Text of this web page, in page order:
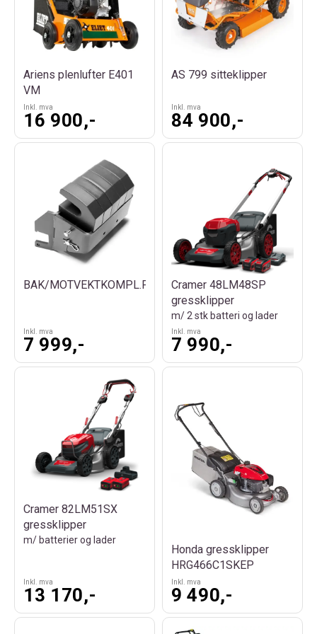
Ariens plenlufter E401
VM
Inkl. mva
16 900,-
AS 799 sitteklipper
Inkl. mva
84 900,-
BAK/MOTVEKTKOMPL.P520D/P520D
Inkl. mva
7 999,-
Cramer 48LM48SP
gressklipper
m/ 2 stk batteri og lader
Inkl. mva
7 990,-
Cramer 82LM51SX
gressklipper
m/ batterier og lader
Inkl. mva
13 170,-
Honda gressklipper
HRG466C1SKEP
Inkl. mva
9 490,-